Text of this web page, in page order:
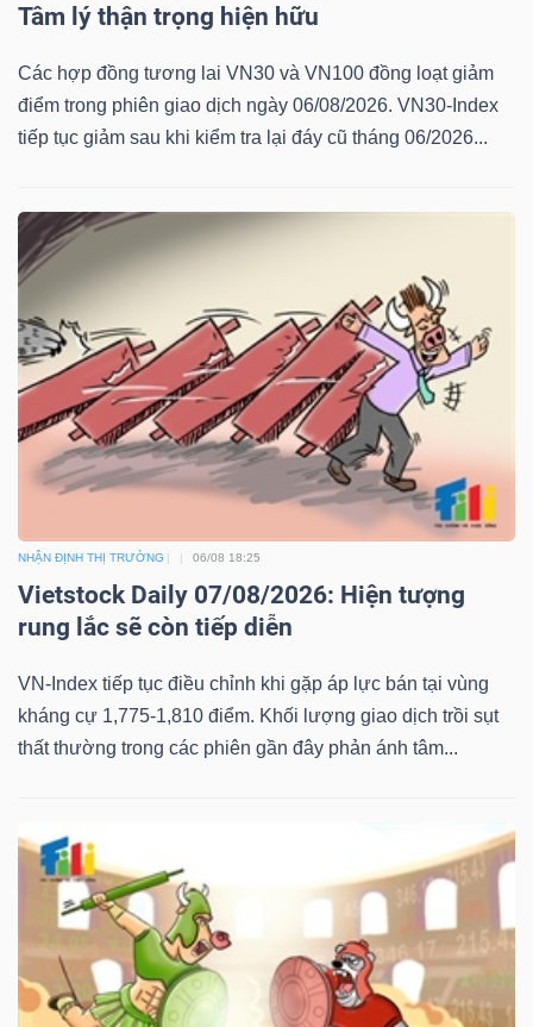
Tâm lý thận trọng hiện hữu
Các hợp đồng tương lai VN30 và VN100 đồng loạt giảm
điểm trong phiên giao dịch ngày 06/08/2026. VN30-Index
tiếp tục giảm sau khi kiểm tra lại đáy cũ tháng 06/2026...
NHẬN ĐỊNH THỊ TRƯỜNG 06/08 18:25
Vietstock Daily 07/08/2026: Hiện tượng
rung lắc sẽ còn tiếp diễn
VN-Index tiếp tục điều chỉnh khi gặp áp lực bán tại vùng
kháng cự 1,775-1,810 điểm. Khối lượng giao dịch trồi sụt
thất thường trong các phiên gần đây phản ánh tâm...